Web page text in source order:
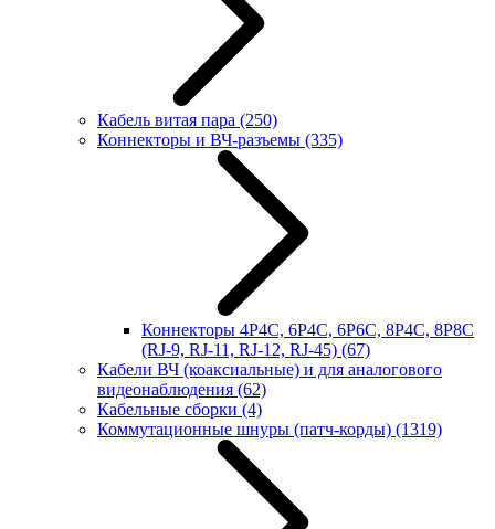
Кабель витая пара (250)
Коннекторы и ВЧ-разъемы (335)
Коннекторы 4P4C, 6P4C, 6P6C, 8P4C, 8P8C
(RJ-9, RJ-11, RJ-12, RJ-45) (67)
Кабели ВЧ (коаксиальные) и для аналогового
видеонаблюдения (62)
Кабельные сборки (4)
Коммутационные шнуры (патч-корды) (1319)